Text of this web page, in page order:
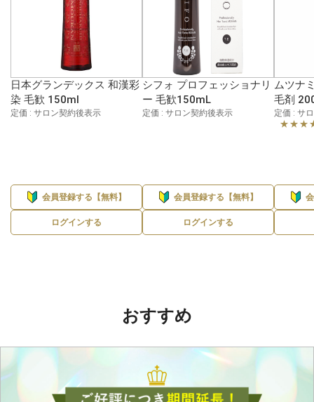
日本グランデックス 和漢彩
染 毛歓 150ml
定価 : サロン契約後表示
会員登録する【無料】
ログインする
シフォ プロフェッショナリ
ー 毛歓150mL
定価 : サロン契約後表示
会員登録する【無料】
ログインする
ムツナ
毛剤
定価 : サ
おすすめ